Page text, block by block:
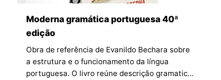
Moderna gramática portuguesa 40ª
edição
Obra de referência de Evanildo Bechara sobre
a estrutura e o funcionamento da língua
portuguesa. O livro reúne descrição gramatical